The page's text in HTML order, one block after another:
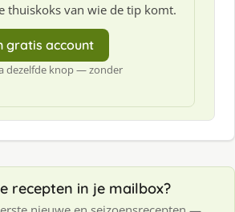
thuiskoks van wie de tip komt.
gratis account
dezelfde knop — zonder
recepten in je mailbox?